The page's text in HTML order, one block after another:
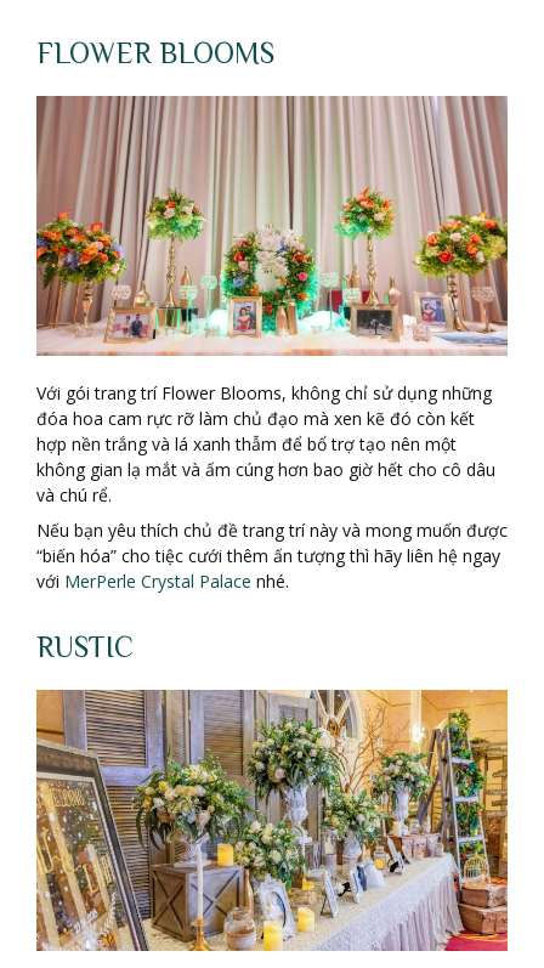
FLOWER BLOOMS
Với gói trang trí Flower Blooms, không chỉ sử dụng những
đóa hoa cam rực rỡ làm chủ đạo mà xen kẽ đó còn kết
hợp nền trắng và lá xanh thẫm để bổ trợ tạo nên một
không gian lạ mắt và ấm cúng hơn bao giờ hết cho cô dâu
và chú rể.
Nếu bạn yêu thích chủ đề trang trí này và mong muốn được
“biến hóa” cho tiệc cưới thêm ấn tượng thì hãy liên hệ ngay
với MerPerle Crystal Palace nhé.
RUSTIC